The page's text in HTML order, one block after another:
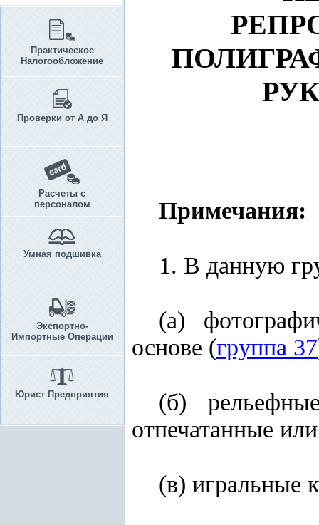
Практическое
Налогообложение
Проверки от А до Я
Расчеты с
персоналом
Умная подшивка
Экспортно-
Импортные Операции
Юрист Предприятия
Примечания:
1. В данную
(а)
основе (группа 37
(б)
отпечатанные
(в) игральные